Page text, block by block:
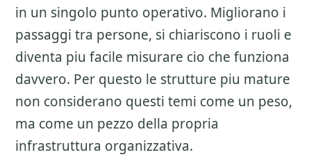
in un singolo punto operativo. Migliorano i
passaggi tra persone, si chiariscono i ruoli e
diventa piu facile misurare cio che funziona
davvero. Per questo le strutture piu mature
non considerano questi temi come un peso,
ma come un pezzo della propria
infrastruttura organizzativa.